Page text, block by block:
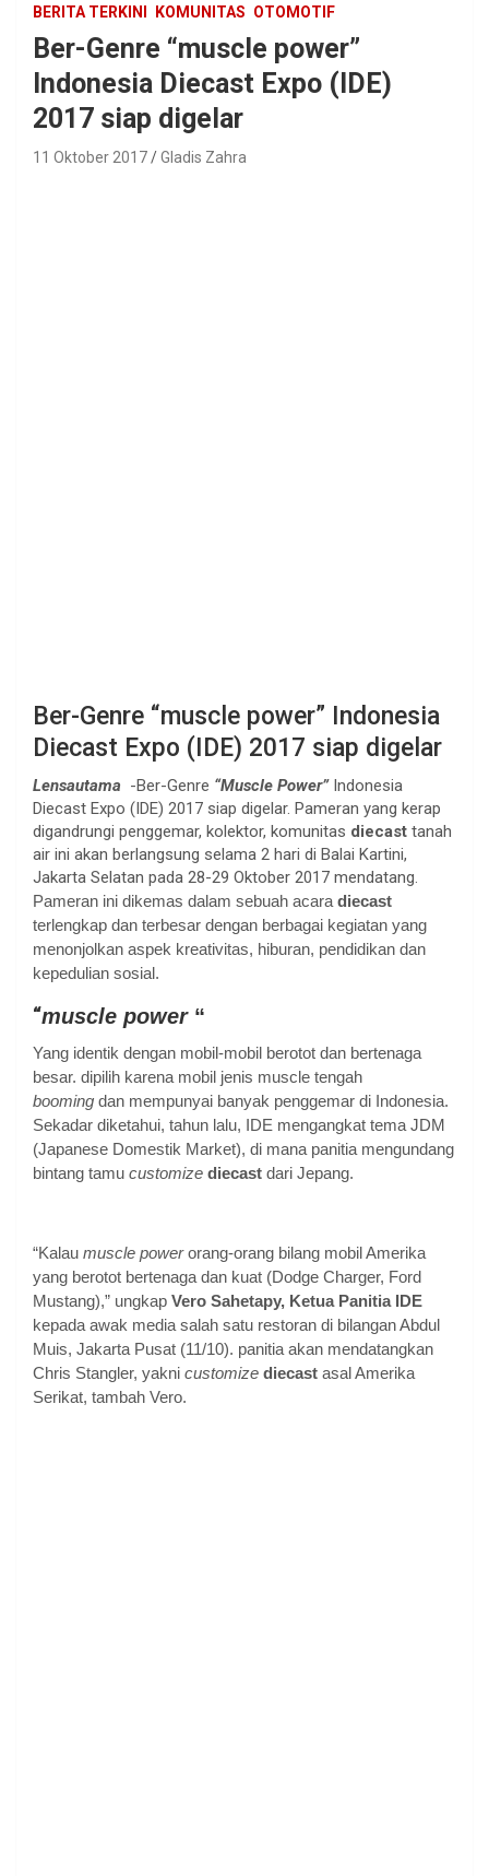
BERITA TERKINI KOMUNITAS OTOMOTIF
Ber-Genre “muscle power”
Indonesia Diecast Expo (IDE)
2017 siap digelar
11 Oktober 2017 Gladis Zahra
Ber-Genre “muscle power” Indonesia
Diecast Expo (IDE) 2017 siap digelar
Lensautama -Ber-Genre “Muscle Power”Indonesia
Diecast Expo (IDE) 2017 siap digelar. Pameran yang kerap
digandrungi penggemar, kolektor, komunitas diecast tanah
air ini akan berlangsung selama 2 hari di Balai Kartini,
Jakarta Selatan pada 28-29 Oktober 2017 mendatang.
Pameran ini dikemas dalam sebuah acara diecast
terlengkap dan terbesar dengan berbagai kegiatan yang
menonjolkan aspek kreativitas, hiburan, pendidikan dan
kepedulian sosial.
“muscle power“
Yang identik dengan mobil-mobil berotot dan bertenaga
besar. dipilih karena mobil jenis muscle tengah
booming dan mempunyai banyak penggemar di Indonesia.
Sekadar diketahui, tahun lalu, IDE mengangkat tema JDM
(Japanese Domestik Market), di mana panitia mengundang
bintang tamu customize diecast dari Jepang.
“Kalau muscle powerorang-orang bilang mobil Amerika
yang berotot bertenaga dan kuat (Dodge Charger, Ford
Mustang),” ungkap Vero Sahetapy, Ketua Panitia IDE
kepada awak media salah satu restoran di bilangan Abdul
Muis, Jakarta Pusat (11/10). panitia akan mendatangkan
Chris Stangler, yakni customize diecast asal Amerika
Serikat, tambah Vero.